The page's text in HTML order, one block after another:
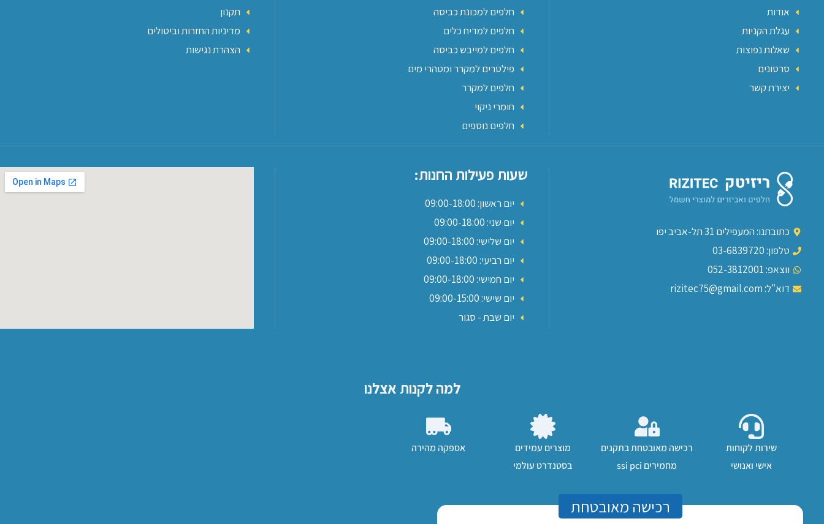
אודות
עגלת הקניות
שאלות נפוצות
סרטונים
יצירת קשר
חלפים למכונת כביסה
חלפים למדיח כלים
חלפים למייבש כביסה
פילטרים למקרר ומטהרי מים
חלפים למקרר
חומרי ניקוי
חלפים נוספים
תקנון
מדיניות החזרות וביטולים
הצהרת נגישות
כתובתנו: המעפילים 31 תל-אביב יפו
טלפון: 03-6839720
ווצאפ: 052-3812001
דוא"ל: rizitec75@gmail.com
שעות פעילות החנות:
יום ראשון: 09:00-18:00
יום שני: 09:00-18:00
יום שלישי: 09:00-18:00
יום רביעי: 09:00-18:00
יום חמישי: 09:00-18:00
יום שישי: 09:00-15:00
יום שבת - סגור
למה לקנות אצלנו
שירות לקוחות
אישי ואנושי
רכישה מאובטחת בתקנים
מחמירים ssi pci
מוצרים עמידים
בסטנדרט עולמי
אספקה מהירה
רכישה מאובטחת